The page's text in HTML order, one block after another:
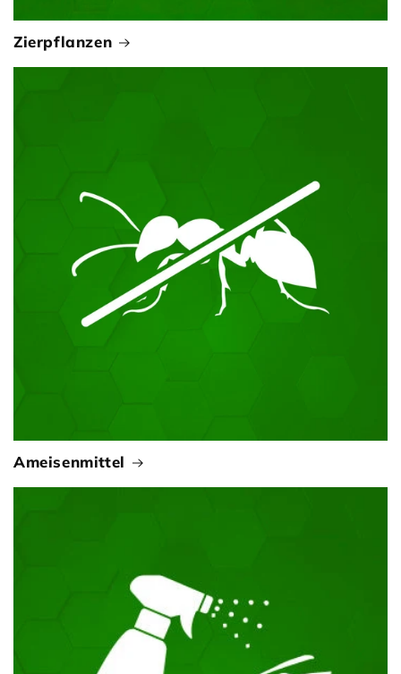
Zierpflanzen
Ameisenmittel